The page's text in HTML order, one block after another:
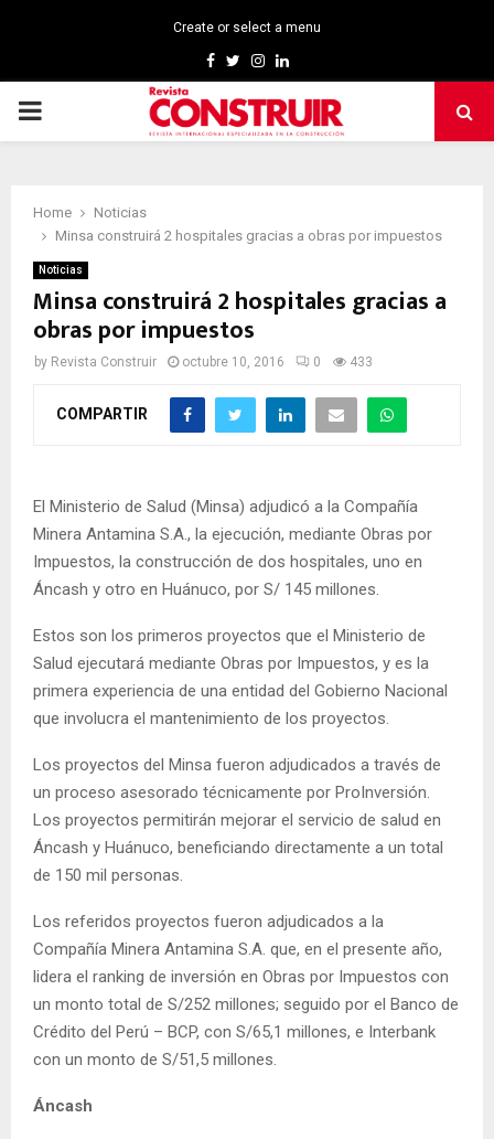
Create or select a menu
Facebook
TwitterInstagram
Linkedin
PRIMARY
Home
Noticias
Minsa construirá 2 hospitales gracias a obras por impuestos
Noticias
Minsa construirá 2 hospitales gracias a
obras por impuestos
by Revista Construir octubre 10, 2016 0 433
COMPARTIR
El Ministerio de Salud (Minsa) adjudicó a la Compañía
Minera Antamina S.A., la ejecución, mediante Obras por
Impuestos, la construcción de dos hospitales, uno en
Áncash y otro en Huánuco, por S/ 145 millones.
Estos son los primeros proyectos que el Ministerio de
Salud ejecutará mediante Obras por Impuestos, y es la
primera experiencia de una entidad del Gobierno Nacional
que involucra el mantenimiento de los proyectos.
Los proyectos del Minsa fueron adjudicados a través de
un proceso asesorado técnicamente por ProInversión.
Los proyectos permitirán mejorar el servicio de salud en
Áncash y Huánuco, beneficiando directamente a un total
de 150 mil personas.
Los referidos proyectos fueron adjudicados a la
Compañía Minera Antamina S.A. que, en el presente año,
lidera el ranking de inversión en Obras por Impuestos con
un monto total de S/252 millones; seguido por el Banco de
Crédito del Perú – BCP, con S/65,1 millones, e Interbank
con un monto de S/51,5 millones.
Áncash